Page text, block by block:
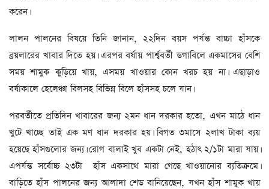
করেন।
লালন পালনের বিষয়ে তিনি জানান, ২২দিন বয়স পর্যন্ত বাচ্চা হাঁসকে
ব্রয়লারের খাবার দিতে হয়। এরপর বর্ষায় পার্শ্ববর্তী ডগাবিলে একমাসের বেশি
সময় শামুক কুড়িয়ে খায়, এসময় খাওয়ার কোন খরচ হয় না। এছাড়াও
বর্ষাকালে হেলেঞ্চা বিলসহ বিভিন্ন বিলে হাঁসসহ চলে যান।
পরবর্তীতে প্রতিদিন খাবারের জন্য ২মন ধান দরকার হতো, এখন মাঠে ধান
খুটে খাচ্ছে তাই এক মণ ধান দরকার হয়। বিগত ৩মাসে ২লাখ টাকা ব্যয়
হয়েছে হাঁসগুলোর জন্য। রোগ বালাই খুব একটা নেই, হঠাৎ ২/১টা মারা যায়।
এপর্যন্ত সর্বোচ্চ ২৩টা হাঁস একসাথে মারা গেছে খাওয়ানোর ব্যতিক্রমে।
বাড়িতে হাঁস পালনের জন্য আলাদা শেড বানিয়েছেন, যখন হাঁস শামুক খায়